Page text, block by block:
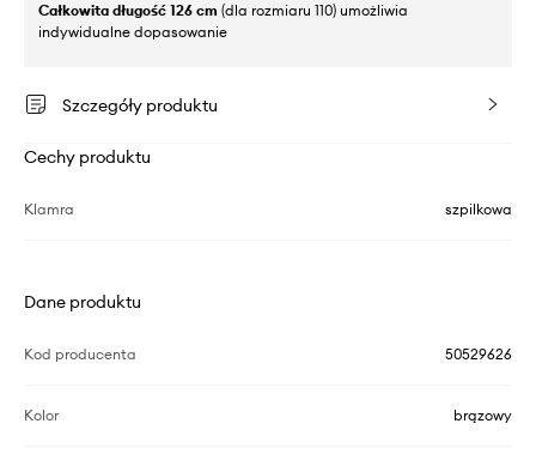
Całkowita długość 126 cm (dla rozmiaru 110) umożliwia
indywidualne dopasowanie
Szczegóły produktu
Cechy produktu
Klamra szpilkowa
Dane produktu
Kod producenta 50529626
Kolor brązowy